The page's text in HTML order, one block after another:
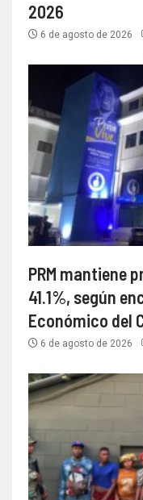
2026
6 de agosto de 2026
PRM mantiene
41.1%, según
Económico del
6 de agosto de 2026